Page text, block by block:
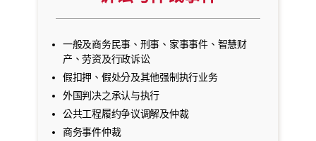
一般及商务民事、刑事、家事事件、智慧财
产、劳资及行政诉讼
假扣押、假处分及其他强制执行业务
外国判决之承认与执行
公共工程履约争议调解及仲裁
商务事件仲裁